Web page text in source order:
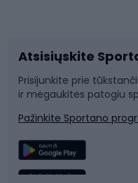
Dviračių dalys
Laipiojimas
Žvejyba
Rogutės ir
Snieglenčių sportas
Plaukimas
Atsisiųskite
Prisijunkite prie
ir mėgaukitės patogiu
Pažinkite Sportano